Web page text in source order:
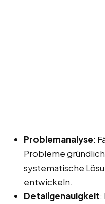
Problemanalyse:
Probleme
systematische
entwickeln.
Detailgenauigkeit: